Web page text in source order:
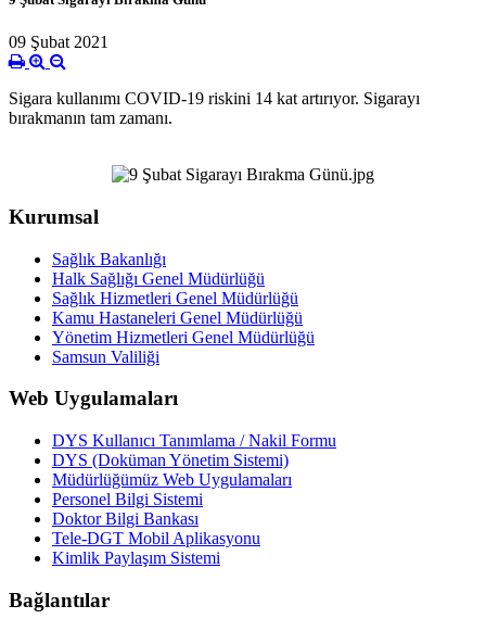
09 Şubat 2021
Sigara kullanımı COVID-19 riskini 14 kat artırıyor. Sigarayı
bırakmanın tam zamanı.
Kurumsal
Sağlık Bakanlığı
Halk Sağlığı Genel Müdürlüğü
Sağlık Hizmetleri Genel Müdürlüğü
Kamu Hastaneleri Genel Müdürlüğü
Yönetim Hizmetleri Genel Müdürlüğü
Samsun Valiliği
Web Uygulamaları
DYS Kullanıcı Tanımlama / Nakil Formu
DYS (Doküman Yönetim Sistemi)
Müdürlüğümüz Web Uygulamaları
Personel Bilgi Sistemi
Doktor Bilgi Bankası
Tele-DGT Mobil Aplikasyonu
Kimlik Paylaşım Sistemi
Bağlantılar